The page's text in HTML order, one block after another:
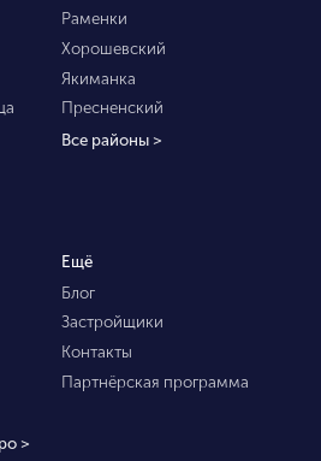
Раменки
Хорошевский
Якиманка
Пресненский
Все районы >
>
Ещё
Блог
Застройщики
Контакты
Партнёрская программа